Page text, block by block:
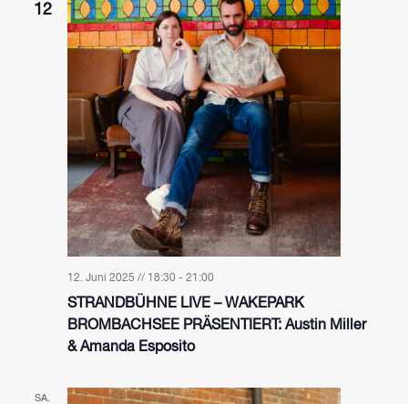
12
STRANDBÜHNE LIVE – WAKEPARK
BROMBACHSEE PRÄSENTIERT: Austin Miller
& Amanda Esposito
12. Juni 2025 // 18:30 - 21:00
SA.